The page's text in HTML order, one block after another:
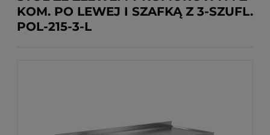
KOM. PO LEWEJ I SZAFKĄ Z 3-SZUFL.
POL-215-3-L